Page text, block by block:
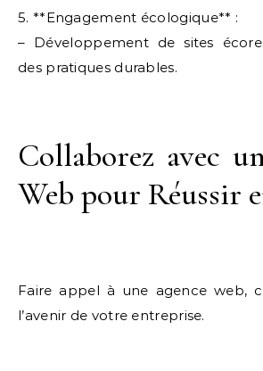
5. **Engagement écologique** :
– Développement de sites
des pratiques durables.
Collaborez avec
Web pour Réussir
Faire appel à une agence web,
l’avenir de votre entreprise.